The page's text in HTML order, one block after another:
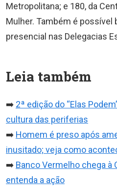
Metropolitana; e 180, da
Mulher. Também é
presencial nas Delegacias
Leia também
➡️ 2ª edição do “Elas
cultura das periferias
➡️ Homem é preso após
inusitado; veja como
➡️ Banco Vermelho chega à
entenda a ação